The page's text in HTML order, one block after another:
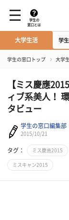
学生の
窓口とは
大学生活 学
学生の窓口トップ 大学
【ミス慶應
ィブ系美人！
タビュー
学生の窓口編集部
2015/10/21
タグ： ミス慶應2015
ミスキャン2015